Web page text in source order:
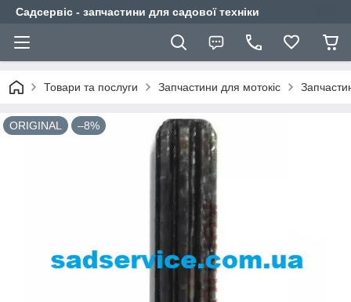
Садсервіс - запчастини для садової техніки
Товари та послуги Запчастини для мотокіс
ORIGINAL –8%